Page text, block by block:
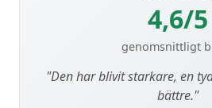
4,6/5
genomsnittligt
"Den har blivit starkare, en
bättre."